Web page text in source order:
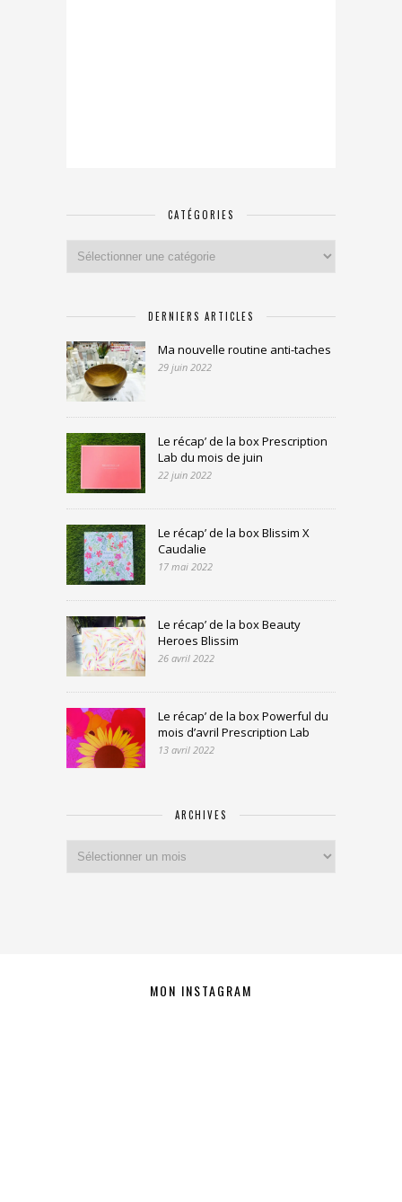
CATÉGORIES
DERNIERS ARTICLES
Ma nouvelle routine anti-taches
29 juin 2022
Le récap’ de la box Prescription
Lab du mois de juin
22 juin 2022
Le récap’ de la box Blissim X
Caudalie
17 mai 2022
Le récap’ de la box Beauty
Heroes Blissim
26 avril 2022
Le récap’ de la box Powerful du
mois d’avril Prescription Lab
13 avril 2022
ARCHIVES
MON INSTAGRAM